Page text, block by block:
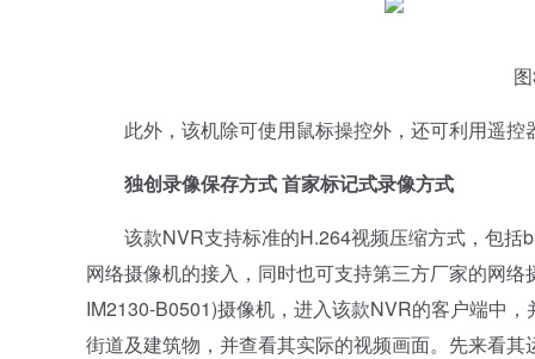
图3
此外，该机除可使用鼠标操控外，还可利用遥控
独创录像保存方式 首家标记式录像方式
该款NVR支持标准的H.264视频压缩方式，包括
网络摄像机的接入，同时也可支持第三方厂家的网
IM2130-B0501)摄像机，进入该款NVR的客户端中
街道及建筑物，并查看其实际的视频画面。先来看